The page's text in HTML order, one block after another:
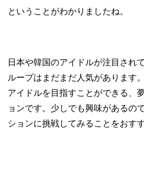
ということがわかりましたね。
日本や韓国のアイドルが注目され
ループはまだまだ人気があります
アイドルを目指すことができる、
ョンです。少しでも興味があるの
ションに挑戦してみることをおす